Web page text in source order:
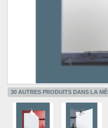
30 AUTRES PRODUITS DANS LA